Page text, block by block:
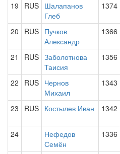
19 RUS Шалапанов
Глеб
1374
20 RUS Пучков
Александр
1366
21 RUS Заболотнова
Таисия
1356
22 RUS Чернов
Михаил
1343
23 RUS Костылев Иван 1342
24
Нефедов
Семён
1336